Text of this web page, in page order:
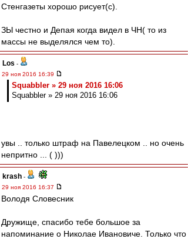
Стенгазеты хорошо рисует(с).
ЗЫ честно и Депая когда видел в ЧН( то из
массы не выделялся чем то).
Los -
29 ноя 2016 16:39
Squabbler » 29 ноя 2016 16:06
Squabbler » 29 ноя 2016 16:06
увы .. только штраф на Павелецком .. но очень
непритно ... ( )))
krash -
29 ноя 2016 16:37
Володя Словесник
Дружище, спасибо тебе большое за
напоминание о Николае Ивановиче. Только что